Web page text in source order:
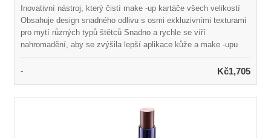
Inovativní nástroj, který čistí make -up kartáče všech velikostí
Obsahuje design snadného odlivu s osmi exkluzivními texturami
pro mytí různých typů štětců Snadno a rychle se víří
nahromadění, aby se zvýšila lepší aplikace kůže a make -upu
Interiérová rukavice z mikrovlákna pomáhá leště Netoxický
- Kč1,705